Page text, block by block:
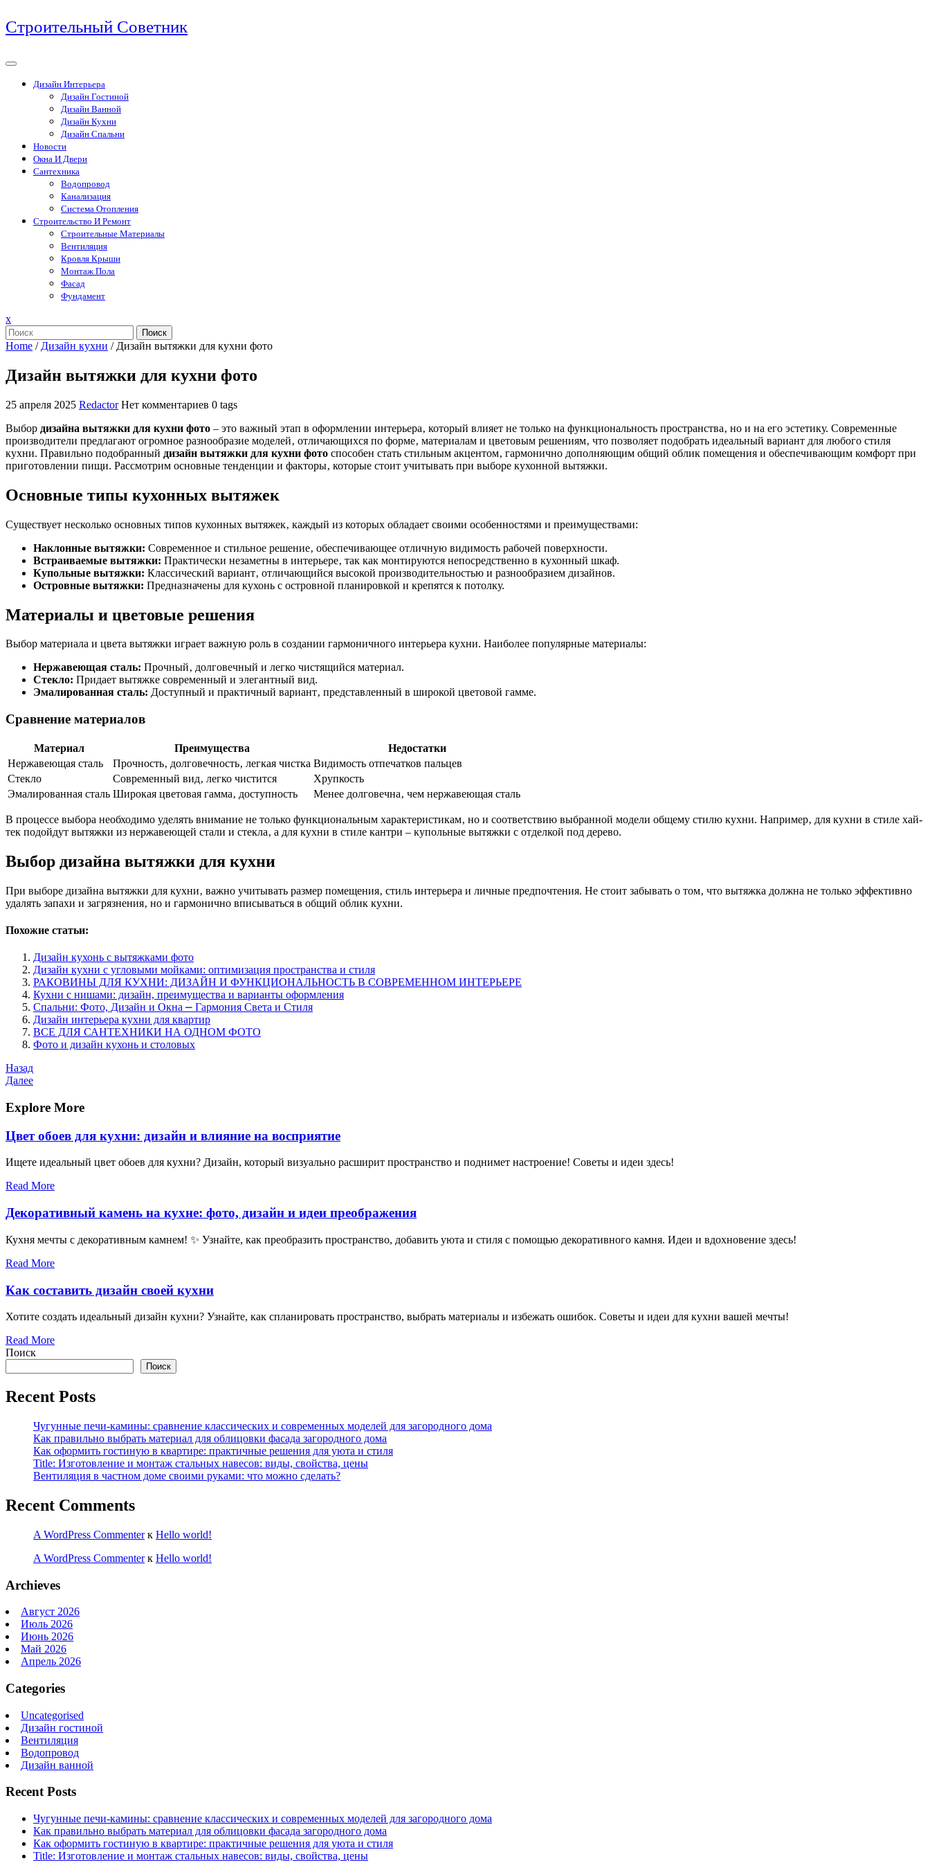
Перейти
к
Строительный Советник
Дизайн Интерьера
Дизайн Гостиной
Дизайн Ванной
Дизайн Кухни
Дизайн Спальни
Новости
Окна И Двери
Сантехника
Водопровод
Канализация
Система Отопления
Строительство И Ремонт
Строительные Материалы
Вентиляция
Кровля Крыши
Монтаж Пола
Фасад
Фундамент
xЗакрыть
меню
Поиск
Home / Дизайн кухни / Дизайн вытяжки для кухни фото
Дизайн вытяжки для кухни фото
25 апреля 2025 Redactor Нет комментариев 0 tags
Выбор дизайна вытяжки для кухни фото – это важный этап в оформлении интерьера‚ который влияет не только на функциональность пространства‚ но и на его эстетику. Современные
производители предлагают огромное разнообразие моделей‚ отличающихся по форме‚ материалам и цветовым решениям‚ что позволяет подобрать идеальный вариант для любого стиля
кухни. Правильно подобранный дизайн вытяжки для кухни фото способен стать стильным акцентом‚ гармонично дополняющим общий облик помещения и обеспечивающим комфорт при
приготовлении пищи. Рассмотрим основные тенденции и факторы‚ которые стоит учитывать при выборе кухонной вытяжки.
Основные типы кухонных вытяжек
Существует несколько основных типов кухонных вытяжек‚ каждый из которых обладает своими особенностями и преимуществами:
Наклонные вытяжки: Современное и стильное решение‚ обеспечивающее отличную видимость рабочей поверхности.
Встраиваемые вытяжки: Практически незаметны в интерьере‚ так как монтируются непосредственно в кухонный шкаф.
Купольные вытяжки: Классический вариант‚ отличающийся высокой производительностью и разнообразием дизайнов.
Островные вытяжки: Предназначены для кухонь с островной планировкой и крепятся к потолку.
Материалы и цветовые решения
Выбор материала и цвета вытяжки играет важную роль в создании гармоничного интерьера кухни. Наиболее популярные материалы:
Нержавеющая сталь: Прочный‚ долговечный и легко чистящийся материал.
Стекло: Придает вытяжке современный и элегантный вид.
Эмалированная сталь: Доступный и практичный вариант‚ представленный в широкой цветовой гамме.
Сравнение материалов
Материал Преимущества
Недостатки
Нержавеющая сталь
Прочность‚ долговечность‚ легкая чистка Видимость отпечатков пальцев
Стекло
Современный вид‚ легко чистится
Хрупкость
Эмалированная сталь Широкая цветовая гамма‚ доступность Менее долговечна‚ чем нержавеющая сталь
В процессе выбора необходимо уделять внимание не только функциональным характеристикам‚ но и соответствию выбранной модели общему стилю кухни. Например‚ для кухни в стиле хай-
тек подойдут вытяжки из нержавеющей стали и стекла‚ а для кухни в стиле кантри – купольные вытяжки с отделкой под дерево.
Выбор дизайна вытяжки для кухни
При выборе дизайна вытяжки для кухни‚ важно учитывать размер помещения‚ стиль интерьера и личные предпочтения. Не стоит забывать о том‚ что вытяжка должна не только эффективно
удалять запахи и загрязнения‚ но и гармонично вписываться в общий облик кухни.
Похожие статьи:
Дизайн кухонь с вытяжками фото
Дизайн кухни с угловыми мойками: оптимизация пространства и стиля
РАКОВИНЫ ДЛЯ КУХНИ: ДИЗАЙН И ФУНКЦИОНАЛЬНОСТЬ В СОВРЕМЕННОМ ИНТЕРЬЕРЕ
Кухни с нишами: дизайн, преимущества и варианты оформления
Спальни: Фото, Дизайн и Окна ⎼ Гармония Света и Стиля
Дизайн интерьера кухни для квартир
ВСЕ ДЛЯ САНТЕХНИКИ НА ОДНОМ ФОТО
Фото и дизайн кухонь и столовых
Навигация
по
записям
Предыдущая
запись
Назад
Следующая
Далее
Explore More
Цвет обоев для кухни: дизайн и влияние на восприятие
Ищете идеальный цвет обоев для кухни? Дизайн, который визуально расширит пространство и поднимет настроение! Советы и идеи здесь!
Read More
Декоративный камень на кухне: фото, дизайн и идеи преображения
Кухня мечты с декоративным камнем! ✨ Узнайте, как преобразить пространство, добавить уюта и стиля с помощью декоративного камня. Идеи и вдохновение здесь!
Read More
Как составить дизайн своей кухни
Хотите создать идеальный дизайн кухни? Узнайте, как спланировать пространство, выбрать материалы и избежать ошибок. Советы и идеи для кухни вашей мечты!
Read More
Поиск
Поиск
Recent Posts
Чугунные печи-камины: сравнение классических и современных моделей для загородного дома
Как правильно выбрать материал для облицовки фасада загородного дома
Как оформить гостиную в квартире: практичные решения для уюта и стиля
Title: Изготовление и монтаж стальных навесов: виды, свойства, цены
Вентиляция в частном доме своими руками: что можно сделать?
Recent Comments
A WordPress Commenterк Hello world!
A WordPress Commenterк Hello world!
Archieves
Август 2026
Июль 2026
Июнь 2026
Май 2026
Апрель 2026
Categories
Uncategorised
Дизайн гостиной
Вентиляция
Водопровод
Дизайн ванной
Recent Posts
Чугунные печи-камины: сравнение классических и современных моделей для загородного дома
Как правильно выбрать материал для облицовки фасада загородного дома
Как оформить гостиную в квартире: практичные решения для уюта и стиля
Title: Изготовление и монтаж стальных навесов: виды, свойства, цены